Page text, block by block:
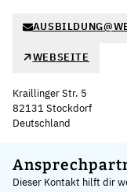
WEBSEITE
Kraillinger Str. 5
82131 Stockdorf
Deutschland
+
−
Dieser Kontakt hilft dir